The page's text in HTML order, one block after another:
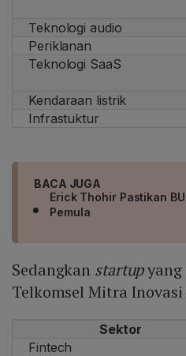
Teknologi audio
Periklanan
Teknologi SaaS
Kendaraan listrik
Infrastuktur
BACA JUGA
Erick Thohir Pastikan
Pemula
Sedangkan startupyang
Telkomsel Mitra
Sektor
Fintech